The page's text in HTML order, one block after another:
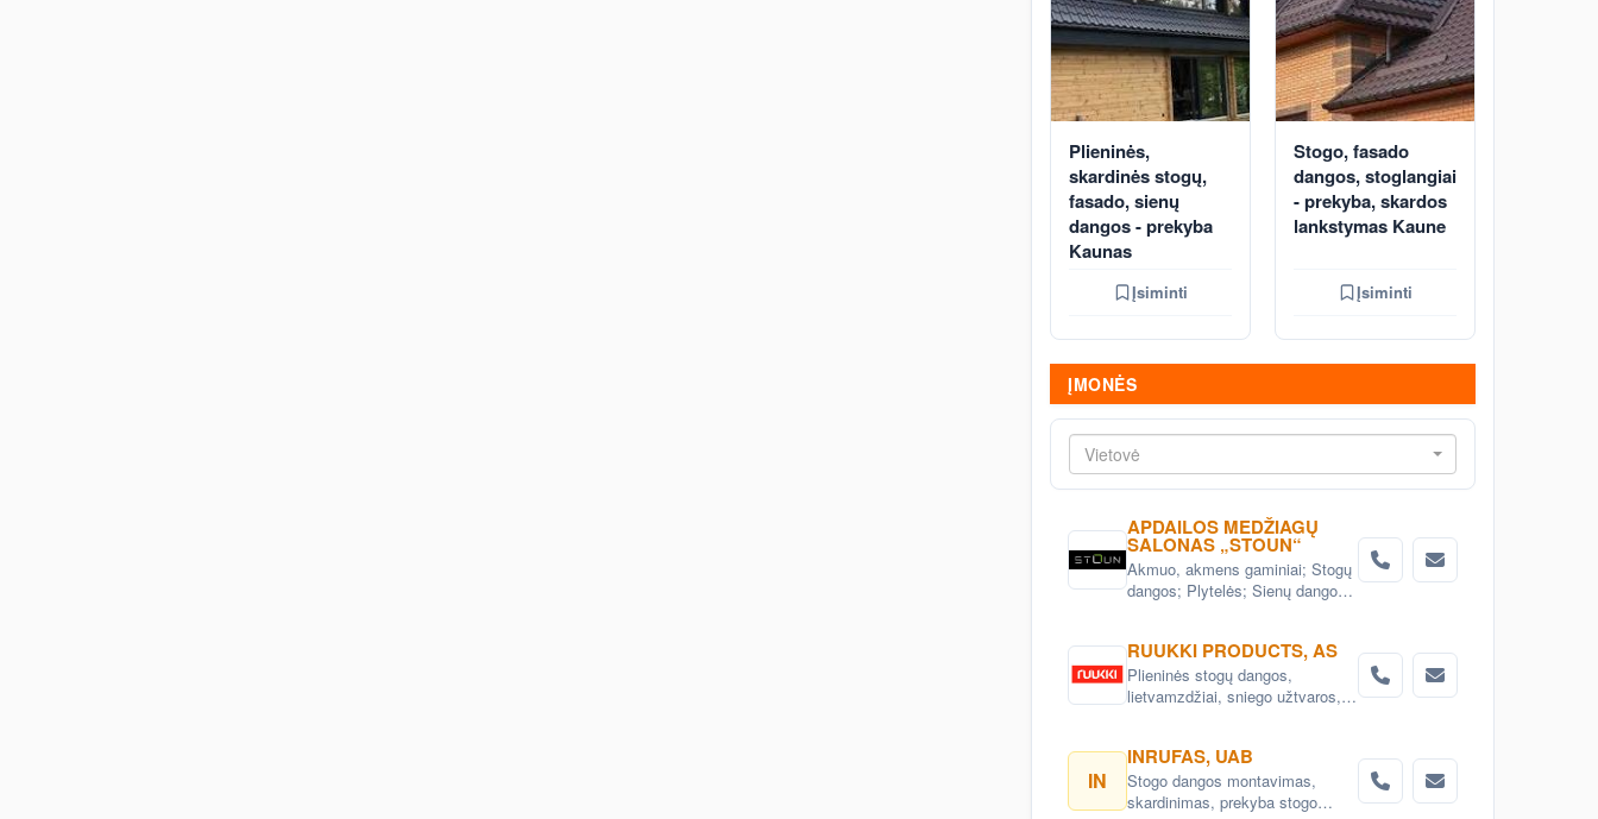
Plieninės,
skardinės stogų,
fasado, sienų
dangos - prekyba
Kaunas
Įsiminti
Stogo, fasado
dangos, stoglangiai
- prekyba, skardos
lankstymas Kaune
Įsiminti
ĮMONĖS
Vietovė
APDAILOS MEDŽIAGŲ
SALONAS „STOUN“
Akmuo, akmens gaminiai; Stogų
dangos; Plytelės; Sienų dangos;
interejeras; Apdailos medžiagos
RUUKKI PRODUCTS, AS
Plieninės stogų dangos,
lietvamzdžiai, sniego užtvaros,
IN
INRUFAS, UAB
Stogo dangos montavimas,
skardinimas, prekyba stogo